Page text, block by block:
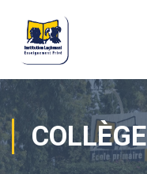
COLLÈGE